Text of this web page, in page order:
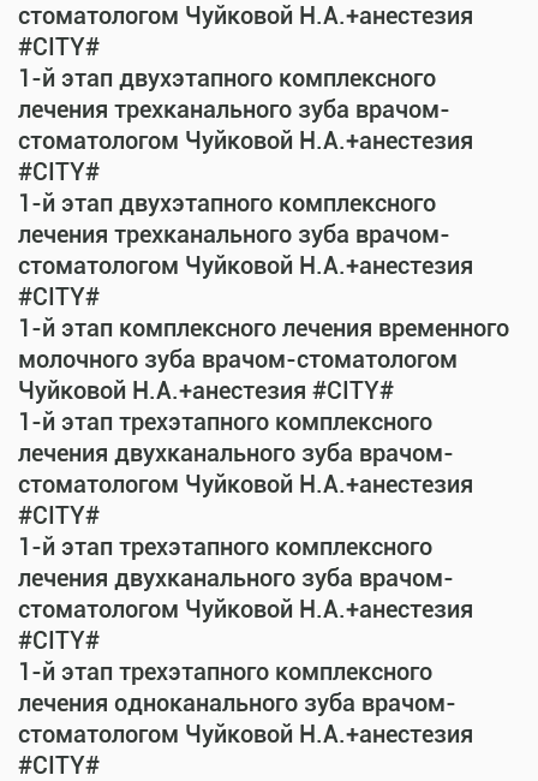
стоматологом Чуйковой Н.А.+анестезия
#CITY#
1-й этап двухэтапного комплексного
лечения трехканального зуба врачом-
стоматологом Чуйковой Н.А.+анестезия
#CITY#
1-й этап двухэтапного комплексного
лечения трехканального зуба врачом-
стоматологом Чуйковой Н.А.+анестезия
#CITY#
1-й этап комплексного лечения временного
молочного зуба врачом-стоматологом
Чуйковой Н.А.+анестезия #CITY#
1-й этап трехэтапного комплексного
лечения двухканального зуба врачом-
стоматологом Чуйковой Н.А.+анестезия
#CITY#
1-й этап трехэтапного комплексного
лечения двухканального зуба врачом-
стоматологом Чуйковой Н.А.+анестезия
#CITY#
1-й этап трехэтапного комплексного
лечения одноканального зуба врачом-
стоматологом Чуйковой Н.А.+анестезия
#CITY#